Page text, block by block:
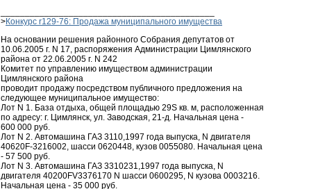
>Конкурс r129-76: Продажа муниципального имущества
На основании решения районного Собрания депутатов от
10.06.2005 г. N 17, распоряжения Администрации Цимлянского
района от 22.06.2005 г. N 242
Комитет по управлению имуществом администрации
Цимлянского района
проводит продажу посредством публичного предложения на
следующее муниципальное имущество:
Лот N 1. База отдыха, общей площадью 29S кв. м, расположенная
по адресу: г. Цимлянск, ул. Заводская, 21-д. Начальная цена -
600 000 руб.
Лот N 2. Автомашина ГАЗ 3110,1997 года выпуска, N двигателя
40620F-3216002, шасси 0620448, кузов 0055080. Начальная цена
- 57 500 руб.
Лот N 3. Автомашина ГАЗ 3310231,1997 года выпуска, N
двигателя 40200FV3376170 N шасси 0600295, N кузова 0003216.
Начальная цена - 35 000 руб.